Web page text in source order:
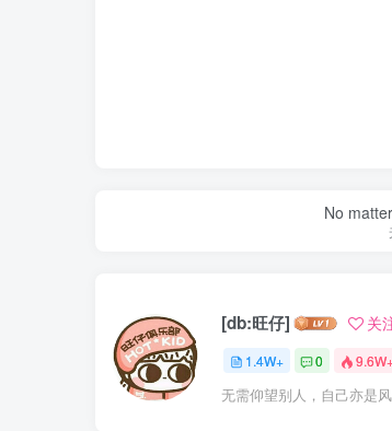
No
[db:旺仔] 关
1.4W+ 0
无需仰望别人，自己亦是